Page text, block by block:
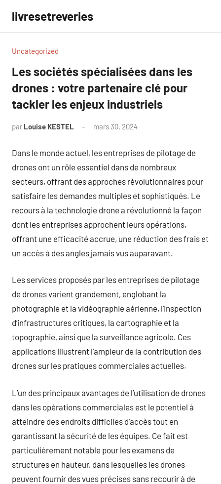
contenu
livresetreveries
Uncategorized
Les sociétés spécialisées dans les
drones : votre partenaire clé pour
tackler les enjeux industriels
par Louise KESTEL mars 30, 2024
Dans le monde actuel, les entreprises de pilotage de
drones ont un rôle essentiel dans de nombreux
secteurs, offrant des approches révolutionnaires pour
satisfaire les demandes multiples et sophistiqués. Le
recours à la technologie drone a révolutionné la façon
dont les entreprises approchent leurs opérations,
offrant une efficacité accrue, une réduction des frais et
un accès à des angles jamais vus auparavant.
Les services proposés par les entreprises de pilotage
de drones varient grandement, englobant la
photographie et la vidéographie aérienne, l’inspection
d’infrastructures critiques, la cartographie et la
topographie, ainsi que la surveillance agricole. Ces
applications illustrent l’ampleur de la contribution des
drones sur les pratiques commerciales actuelles.
L’un des principaux avantages de l’utilisation de drones
dans les opérations commerciales est le potentiel à
atteindre des endroits difficiles d’accès tout en
garantissant la sécurité de les équipes. Ce fait est
particulièrement notable pour les examens de
structures en hauteur, dans lesquelles les drones
peuvent fournir des vues précises sans recourir à de